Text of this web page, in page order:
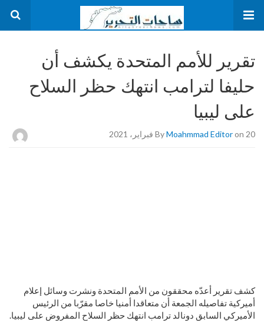
تقرير للأمم المتحدة يكشف أن
حليفا لترامب انتهك حظر السلاح
على ليبيا
ByMoahmmad Editoron 20 فبراير، 2021
كشف تقرير أعدّه محققون من الأمم المتحدة ونشرت وسائل إعلام
أميركية تفاصيله الجمعة أن متعاقدا أمنيا خاصا مقرّبا من الرئيس
الأميركي السابق دونالد ترامب انتهك حظر السلاح المفروض على ليبيا.